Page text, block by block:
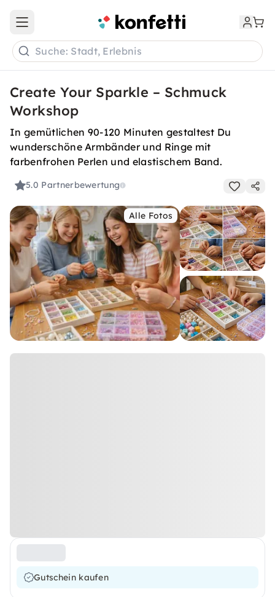
Open main menu
Suche: Stadt, Erlebnis
Create Your Sparkle – Schmuck
Workshop
In gemütlichen 90-120 Minuten gestaltest Du
wunderschöne Armbänder und Ringe mit
farbenfrohen Perlen und elastischem Band.
5.0 Partnerbewertung
Alle Fotos
Gutschein kaufen